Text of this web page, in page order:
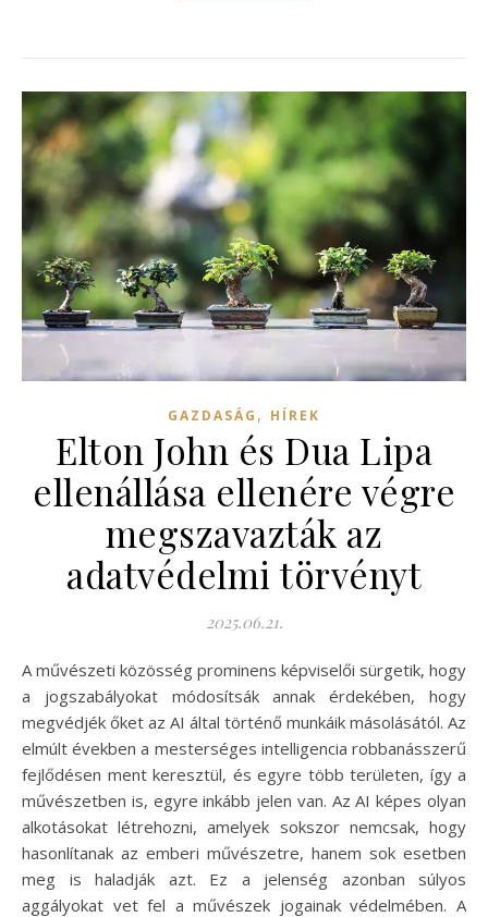
GAZDASÁG , HÍREK
Elton John és Dua Lipa
ellenállása ellenére végre
megszavazták az
adatvédelmi törvényt
2025.06.21.
A művészeti közösség prominens képviselői sürgetik, hogy
a jogszabályokat módosítsák annak érdekében, hogy
megvédjék őket az AI által történő munkáik másolásától. Az
elmúlt években a mesterséges intelligencia robbanásszerű
fejlődésen ment keresztül, és egyre több területen, így a
művészetben is, egyre inkább jelen van. Az AI képes olyan
alkotásokat létrehozni, amelyek sokszor nemcsak, hogy
hasonlítanak az emberi művészetre, hanem sok esetben
meg is haladják azt. Ez a jelenség azonban súlyos
aggályokat vet fel a művészek jogainak védelmében. A